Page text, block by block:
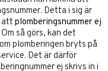
Detta i sig är
att plomberingsnummer ej
så görs, kan det
plomberingen bryts på
Det är därför
ej skrivs in i